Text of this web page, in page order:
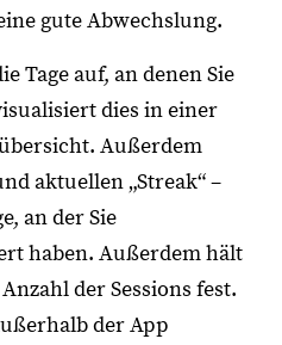
gute Abwechslung.
Tage auf, an denen Sie
dies in einer
Außerdem
aktuellen „Streak“ –
an der Sie
haben. Außerdem hält
der Sessions fest.
der App